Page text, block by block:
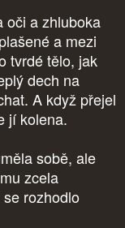
oči a zhluboka
a mezi
tvrdé tělo, jak
dech na
A když přejel
jí kolena.
sobě, ale
zcela
rozhodlo